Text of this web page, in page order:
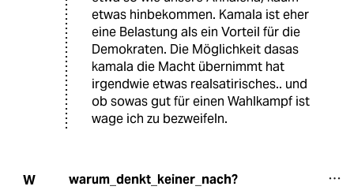
etwas hinbekommen. Kamala ist eher
eine Belastung als ein Vorteil für die
Demokraten. Die Möglichkeit dasas
kamala die Macht übernimmt hat
irgendwie etwas realsatirisches.. und
ob sowas gut für einen Wahlkampf ist
wage ich zu bezweifeln.
W warum_denkt_keiner_nach?